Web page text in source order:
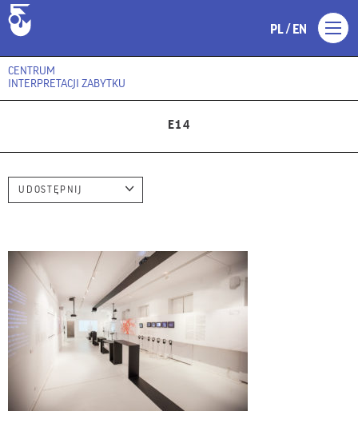
PL/ EN
CENTRUM
INTERPRETACJI ZABYTKU
E14
UDOSTĘPNIJ